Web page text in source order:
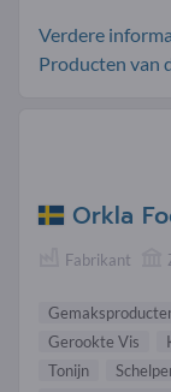
Verdere
Producten van
Orkla
Fabrikant
Gerookte Vis
Tonijn